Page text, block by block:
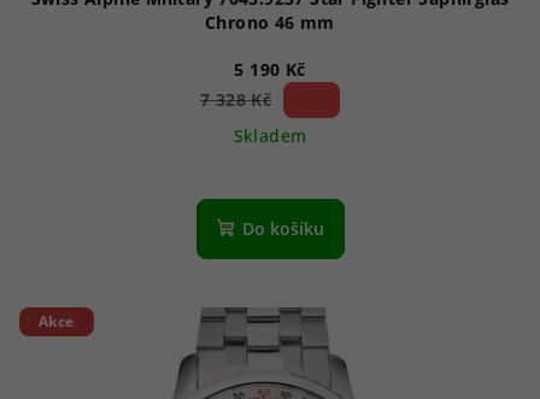
Chrono 46 mm
5 190 Kč
7 328 Kč
Skladem
Do košíku
Akce